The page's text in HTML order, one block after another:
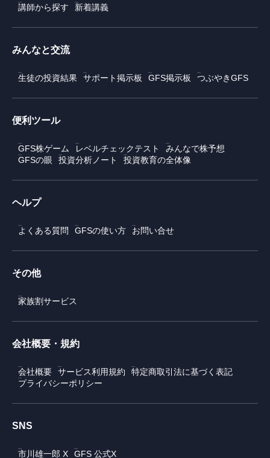
講師から探す
新着講義
みんなと交流
生徒の投資結果 サポート掲示板 GFS掲示板 つぶやきGFS
便利ツール
GFS株ゲーム レベルチェックテスト
みんなで株予想
GFSの眼
投資分析ノート 投資教育の全体像
ヘルプ
よくある質問 GFSの使い方 お問い合せ
その他
家族割サービス
会社概要・規約
会社概要 サービス利用規約
特定商取引法に基づく表記
プライバシーポリシー
SNS
市川雄一郎 X GFS 公式X